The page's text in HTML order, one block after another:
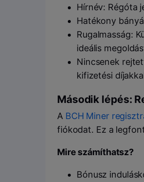
Hírnév: Régóta
Hatékony
Rugalmasság:
ideális
Nincsenek
kifizetési
Második lépés:
A BCH Miner
fiókodat. Ez a
Mire számíthatsz?
Bónusz